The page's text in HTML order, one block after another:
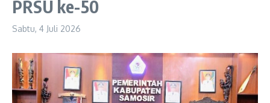
PRSU ke-50
Sabtu, 4 Juli 2026